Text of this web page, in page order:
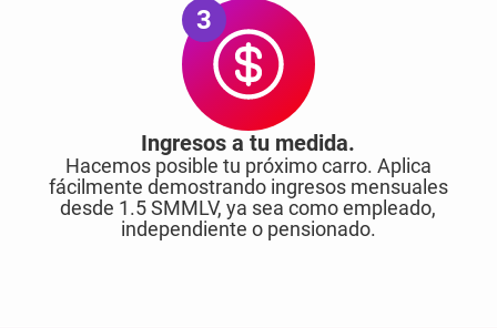
3
Ingresos a tu medida.
Hacemos posible tu próximo carro. Aplica
fácilmente demostrando ingresos mensuales
desde 1.5 SMMLV, ya sea como empleado,
independiente o pensionado.